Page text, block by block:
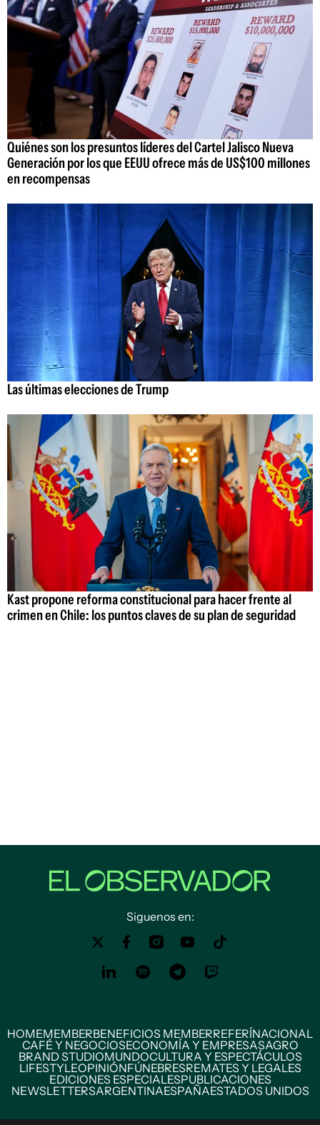
Quiénes son los presuntos líderes del Cartel Jalisco Nueva
Generación por los que EEUU ofrece más de US$100 millones
en recompensas
Las últimas elecciones de Trump
Kast propone reforma constitucional para hacer frente al
crimen en Chile: los puntos claves de su plan de seguridad
Siguenos en:
HOMEMEMBERBENEFICIOS MEMBERREFERÍNACIONAL
CAFÉ Y NEGOCIOSECONOMÍA Y EMPRESASAGRO
BRAND STUDIOMUNDOCULTURA Y ESPECTÁCULOS
LIFESTYLEOPINIÓNFÚNEBRESREMATES Y LEGALES
EDICIONES ESPECIALESPUBLICACIONES
NEWSLETTERSARGENTINAESPAÑAESTADOS UNIDOS